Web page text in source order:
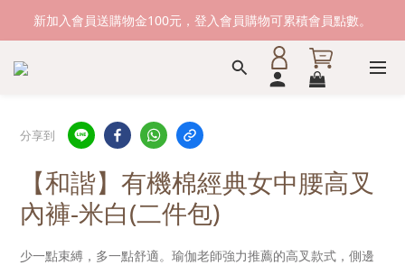
新加入會員送購物金100元，登入會員購物可累積會員點數。
新加入會員送購物金100元，登入會員購物可累積會員點數。
滿1500元免運費。 滿2000元，貨到付款免運。
分享到
【和諧】有機棉經典女中腰高叉
內褲-米白(二件包)
少一點束縛，多一點舒適。瑜伽老師強力推薦的高叉款式，側邊